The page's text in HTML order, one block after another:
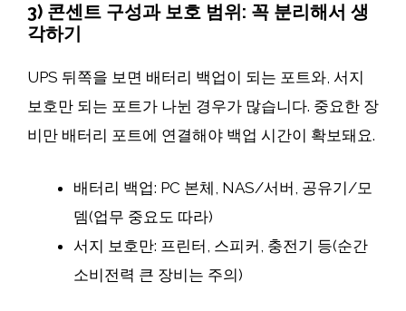
3) 콘센트 구성과 보호 범위: 꼭 분리해서 생
각하기
UPS 뒤쪽을 보면 배터리 백업이 되는 포트와, 서지
보호만 되는 포트가 나뉜 경우가 많습니다. 중요한 장
비만 배터리 포트에 연결해야 백업 시간이 확보돼요.
배터리 백업: PC 본체, NAS/서버, 공유기/모
뎀(업무 중요도 따라)
서지 보호만: 프린터, 스피커, 충전기 등(순간
소비전력 큰 장비는 주의)